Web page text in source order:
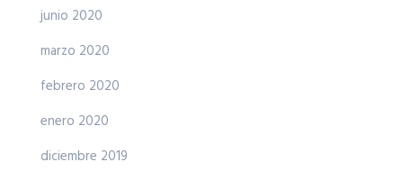
junio 2020
marzo 2020
febrero 2020
enero 2020
diciembre 2019